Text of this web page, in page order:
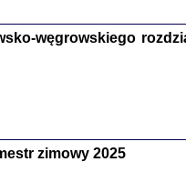
Żydów.
węgrowskiego
zimowy 2025